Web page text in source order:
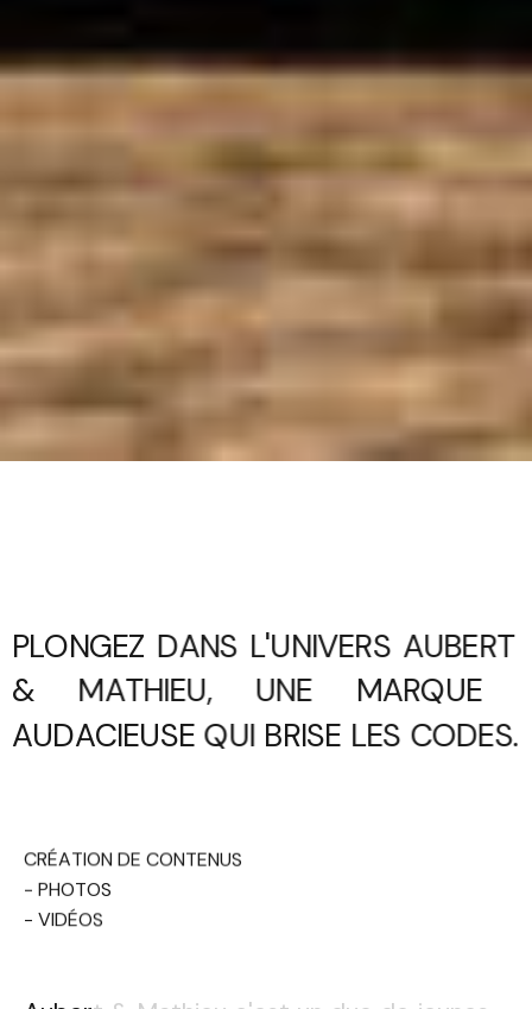
PLONGEZ DANS L'UNIVERS AUBERT
&
MATHIEU, UNE
MARQUE
AUDACIEUSE QUI BRISE LES CODES.
CRÉATION DE CONTENUS
- PHOTOS
- VIDÉOS